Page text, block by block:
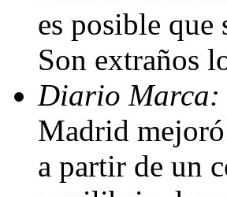
es posible que
Son extraños
Diario Marca:
Madrid
a partir de un